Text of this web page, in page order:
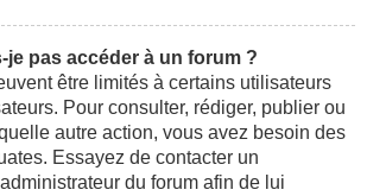
je pas accéder à un forum ?
être limités à certains utilisateurs
Pour consulter, rédiger, publier ou
autre action, vous avez besoin des
Essayez de contacter un
du forum afin de lui